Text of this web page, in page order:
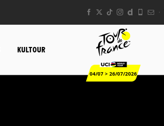
KULTOUR
04/07 > 26/07/2026